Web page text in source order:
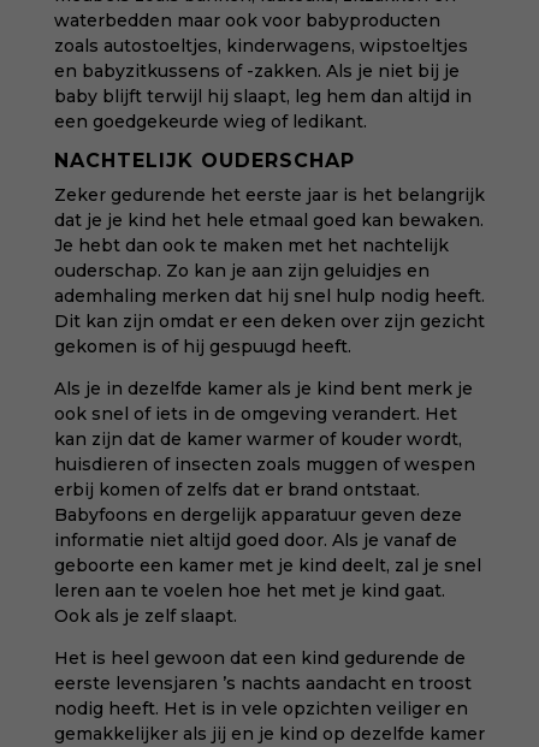
waterbedden maar ook voor babyproducten
zoals autostoeltjes, kinderwagens, wipstoeltjes
en babyzitkussens of -zakken. Als je niet bij je
baby blijft terwijl hij slaapt, leg hem dan altijd in
een goedgekeurde wieg of ledikant.
NACHTELIJK OUDERSCHAP
Zeker gedurende het eerste jaar is het belangrijk
dat je je kind het hele etmaal goed kan bewaken.
Je hebt dan ook te maken met het nachtelijk
ouderschap. Zo kan je aan zijn geluidjes en
ademhaling merken dat hij snel hulp nodig heeft.
Dit kan zijn omdat er een deken over zijn gezicht
gekomen is of hij gespuugd heeft.
Als je in dezelfde kamer als je kind bent merk je
ook snel of iets in de omgeving verandert. Het
kan zijn dat de kamer warmer of kouder wordt,
huisdieren of insecten zoals muggen of wespen
erbij komen of zelfs dat er brand ontstaat.
Babyfoons en dergelijk apparatuur geven deze
informatie niet altijd goed door. Als je vanaf de
geboorte een kamer met je kind deelt, zal je snel
leren aan te voelen hoe het met je kind gaat.
Ook als je zelf slaapt.
Het is heel gewoon dat een kind gedurende de
eerste levensjaren ’s nachts aandacht en troost
nodig heeft. Het is in vele opzichten veiliger en
gemakkelijker als jij en je kind op dezelfde kamer